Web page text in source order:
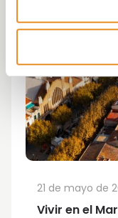
Vivir en el
21 de mayo de